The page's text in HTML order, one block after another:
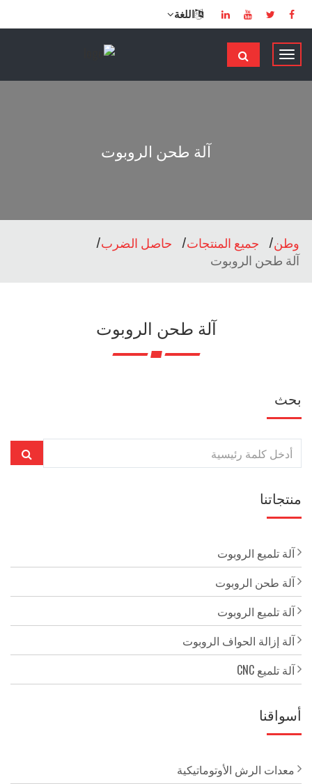
اللغة
ت
ة
آلة طحن الروبوت
وطن جميع المنتجات
حاصل الضرب
آلة طحن الروبوت
آلة طحن الروبوت
بحث
منتجاتنا
آلة تلميع الروبوت
آلة طحن الروبوت
آلة تلميع الروبوت
آلة إزالة الحواف الروبوت
آلة تلميع CNC
أسواقنا
معدات الرش الأوتوماتيكية